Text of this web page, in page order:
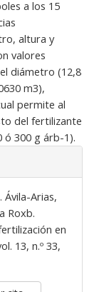
a los 15
altura y
valores
diámetro (12,8
m3),
permite al
del fertilizante
ó 300 g árb-1).
Ávila-Arias,
Roxb.
en
13, n.º 33,